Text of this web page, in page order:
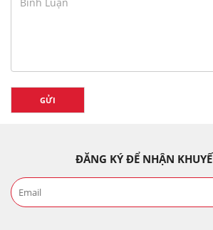
GỬI
ĐĂNG KÝ ĐỂ NHẬN